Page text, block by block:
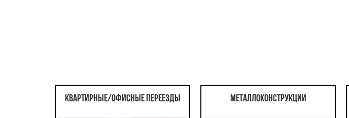
Квартирные/офисные переезды Металлоконструкции